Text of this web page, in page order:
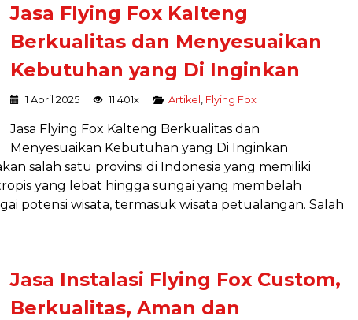
Jasa Flying Fox Kalteng
Berkualitas dan Menyesuaikan
Kebutuhan yang Di Inginkan
1 April 2025 11.401x Artikel Flying Fox
Jasa Flying Fox Kalteng Berkualitas dan
Menyesuaikan Kebutuhan yang Di Inginkan
salah satu provinsi di Indonesia yang memiliki
yang lebat hingga sungai yang membelah
potensi wisata, termasuk wisata petualangan. Salah
Jasa Instalasi Flying Fox Custom,
Berkualitas, Aman dan